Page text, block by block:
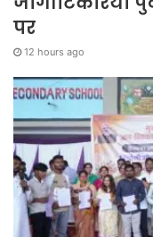
पर
12 hours ago